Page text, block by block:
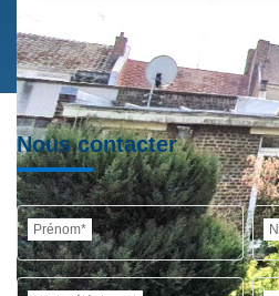
Nous contacter
Prénom*